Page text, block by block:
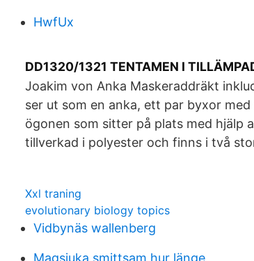
HwfUx
DD1320/1321 TENTAMEN I
Joakim von Anka Maskeraddräkt
ser ut som en anka, ett par byxor
ögonen som sitter på plats med hjälp
tillverkad i polyester och finns i två
Xxl traning
evolutionary biology topics
Vidbynäs wallenberg
Magsjuka smittsam hur länge